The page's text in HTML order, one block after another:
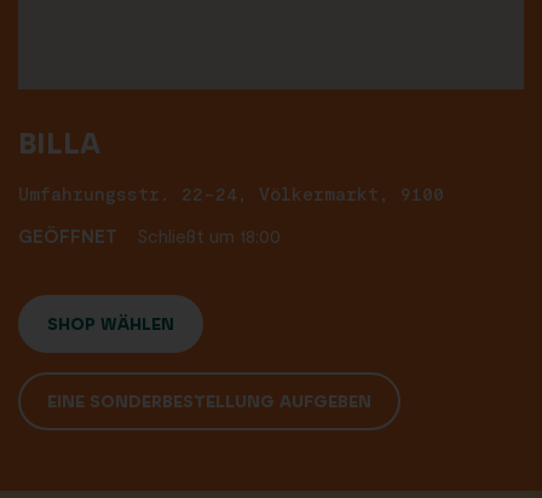
BILLA
Umfahrungsstr. 22-24, Völkermarkt, 9100
GEÖFFNET
Schließt um 18:00
SHOP WÄHLEN
EINE SONDERBESTELLUNG AUFGEBEN